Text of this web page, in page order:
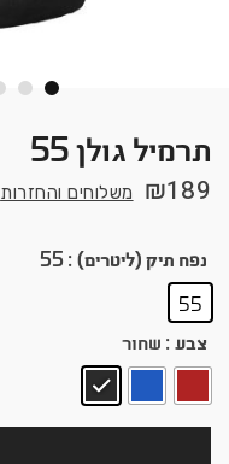
תרמיל גולן 55
₪189 משלוחים והחזרות
נפח תיק (ליטרים): 55
55
צבע: שחור